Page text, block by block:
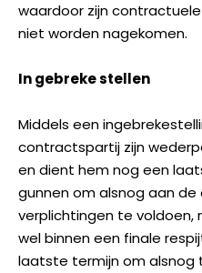
waardoor zijn
niet worden nagekomen.
In gebreke stellen
Middels een
contractspartij zijn
en dient hem nog een
gunnen om alsnog aan
verplichtingen te voldoen,
wel binnen een finale
laatste termijn om alsnog